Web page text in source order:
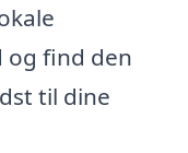
og find den
til dine